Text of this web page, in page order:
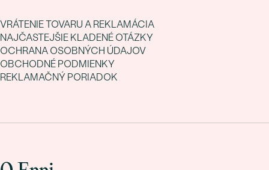
VRÁTENIE TOVARU A REKLAMÁCIA
NAJČASTEJŠIE KLADENÉ OTÁZKY
OCHRANA OSOBNÝCH ÚDAJOV
OBCHODNÉ PODMIENKY
REKLAMAČNÝ PORIADOK